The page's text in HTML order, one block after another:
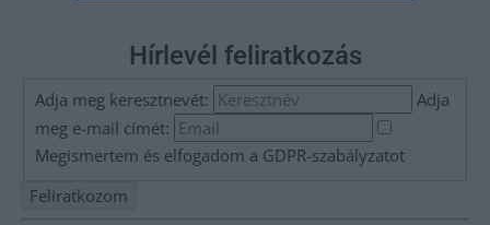
Hírlevél feliratkozás
Adja meg keresztnevét:
Adja
meg e-mail címét:
Megismertem és elfogadom a GDPR-szabályzatot